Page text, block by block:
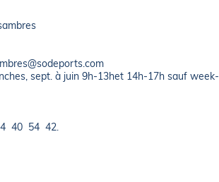
sept. à juin 9h-13het 14h-17h sauf week-
40 54 42.